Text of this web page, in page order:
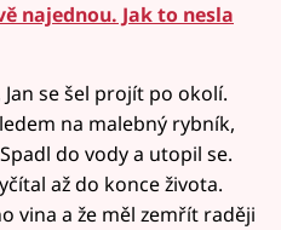
najednou. Jak to nesla
se šel projít po okolí.
na malebný rybník,
do vody a utopil se.
až do konce života.
vina a že měl zemřít raději